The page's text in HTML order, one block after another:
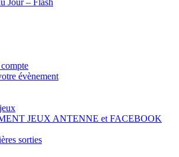
Jour – Flash
évènement
JEUX ANTENNE et FACEBOOK
sorties